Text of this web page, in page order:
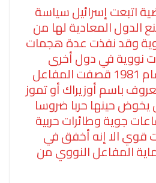
اتبعت إسرائيل سياسة
الدول المعادية لها من
وقد نفذت عدة هجمات
نووية في دول أخرى
لهذه الغاية ففي عام 1981 قصفت المفاعل
باسم أوزيراك أو تموز
يخوض حينها حربا ضروسا
جوية وطائرات حربية
قوي الا إنه أخفق في
المفاعل النووي من